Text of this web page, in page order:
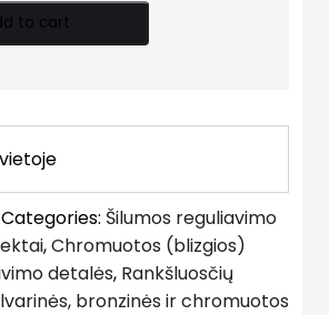
to cart
Categories: Šilumos reguliavimo
,Chromuotos (blizgios)
detalės, Rankšluosčių
bronzinės ir chromuotos